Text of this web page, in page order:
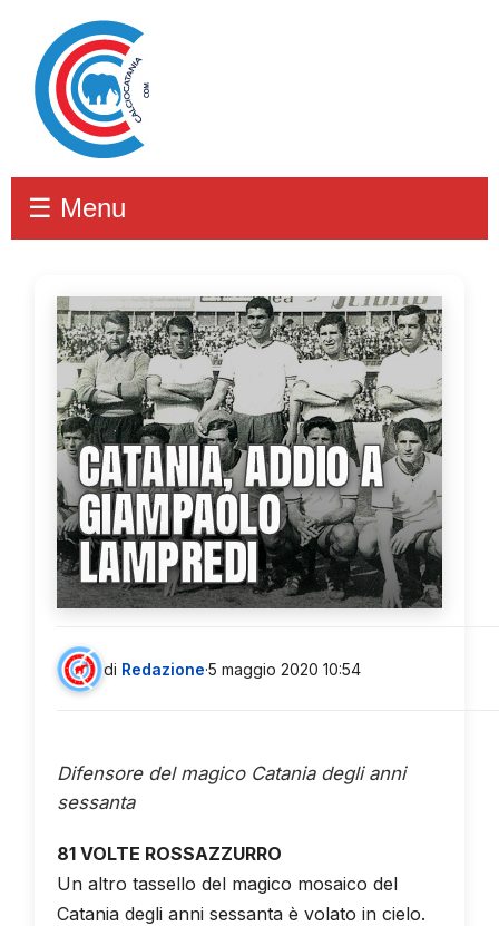
☰ Menu
CATANIA, ADDIO A
GIAMPAOLO
LAMPREDI
di Redazione·5 maggio 2020 10:54
Difensore del magico Catania degli anni
sessanta
81 VOLTE ROSSAZZURRO
Un altro tassello del magico mosaico del
Catania degli anni sessanta è volato in cielo.